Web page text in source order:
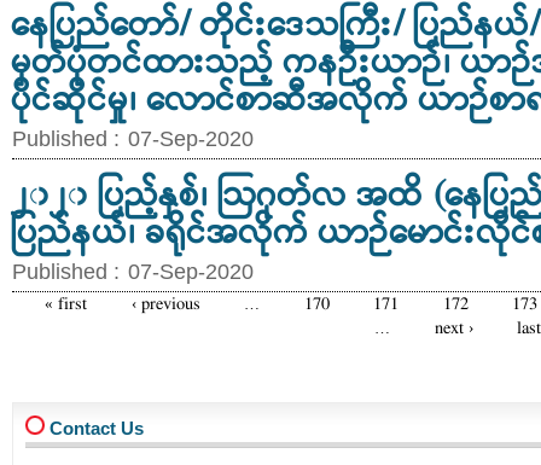
နေပြည်တော်/ တိုင်းဒေသကြီး/ ပြည်နယ်
မှတ်ပုံတင်ထားသည့် ကနဦးယာဉ်၊ ယာဉ်
ပိုင်ဆိုင်မှု၊ လောင်စာဆီအလိုက် ယာဉ်စာရ
Published : 07-Sep-2020
၂၀၂၀ ပြည့်နှစ်၊ ဩဂုတ်လ အထိ (နေပြည်
ပြည်နယ်၊ ခရိုင်အလိုက် ယာဉ်မောင်းလိုင်
Published : 07-Sep-2020
« first ‹ previous … 170 171 172
173
…
next ›
Contact Us